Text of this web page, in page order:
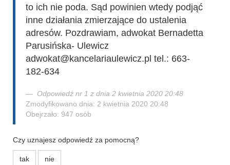
to ich nie poda. Sąd powinien wtedy podjąć
inne działania zmierzające do ustalenia
adresów. Pozdrawiam, adwokat Bernadetta
Parusińska- Ulewicz
adwokat@kancelariaulewicz.pl tel.: 663-
182-634
Odpowiedź nr 1 z dnia 2 kwietnia 2020 20:48
Zmodyfikowano dnia: 2 kwietnia 2020 20:48
Obejrzało: 947 osób
Czy uznajesz odpowiedź za pomocną?
tak nie